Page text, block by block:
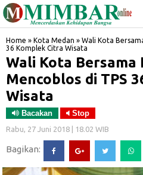
Home » Kota Medan » Wali Kota
36 Komplek Citra Wisata
Wali Kota
Mencoblos di TPS
Wisata
Bacakan Stop
Rabu, 27 Juni 2018 | 18.02 WIB
Bagikan: